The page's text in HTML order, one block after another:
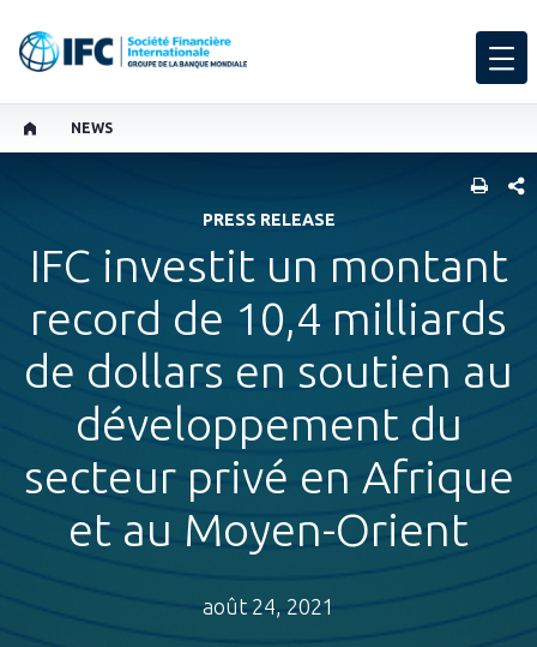
NEWS
PRESS RELEASE
IFC investit un montant
record de 10,4 milliards
de dollars en soutien au
développement du
secteur privé en Afrique
et au Moyen-Orient
août 24, 2021